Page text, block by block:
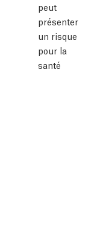
peut
présenter
un risque
pour la
santé